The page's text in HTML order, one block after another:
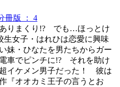
冊版 ： 4
りまくり!? でも…ほっとけ
女子・はれひは恋愛に興味
妹・ひなたを男たちからガー
車でピンチに!? それを助け
イケメン男子だった！ 彼は
『オオカミ王子の言うとお